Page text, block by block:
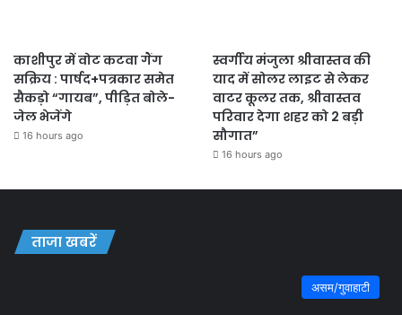
काशीपुर में वोट कटवा गैंग
सक्रिय : पार्षद+पत्रकार समेत
सैकड़ो “गायब”, पीड़ित बोले-
जेल भेजेंगे
16 hours ago
स्वर्गीय मंजुला श्रीवास्तव की
याद में सोलर लाइट से लेकर
वाटर कूलर तक, श्रीवास्तव
परिवार देगा शहर को 2 बड़ी
सौगात”
16 hours ago
ताजा खबरें
असम/गुवाहाटी